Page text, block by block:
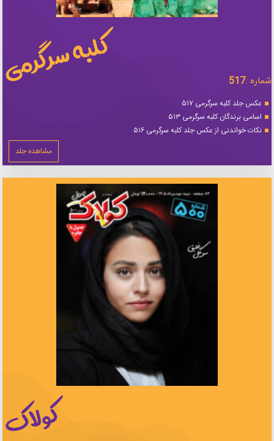
شماره :517
عکس جلد کلبه سرگرمی ۵۱۷
اسامی برندگان کلبه سرگرمی ۵۱۳
نکات خواندنی از عکس جلد کلبه سرگرمی ۵۱۶
مشاهده جلد